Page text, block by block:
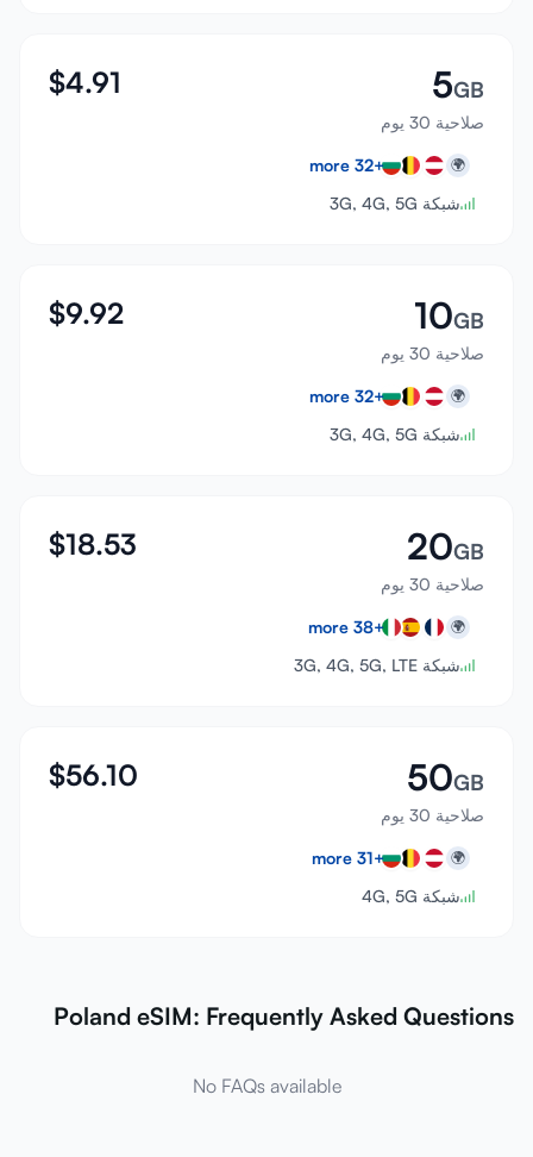
5GB
صلاحية 30 يوم
$4.91
🌍
+
32
شبكة 3G, 4G, 5G
10GB
صلاحية 30 يوم
$9.92
🌍
+
32
شبكة 3G, 4G, 5G
20GB
صلاحية 30 يوم
$18.53
🌍
+
38
شبكة 3G, 4G, 5G, LTE
50GB
صلاحية 30 يوم
$56.10
🌍
+
31
شبكة 4G, 5G
Poland eSIM: Frequently Asked Questions
No FAQs available